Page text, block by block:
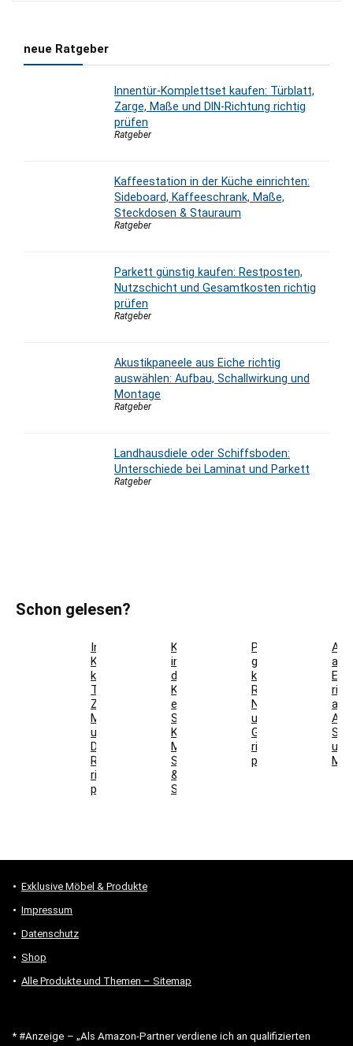
neue Ratgeber
Innentür-Komplettset kaufen: Türblatt,
Zarge, Maße und DIN-Richtung richtig
prüfen
Ratgeber
Kaffeestation in der Küche einrichten:
Sideboard, Kaffeeschrank, Maße,
Steckdosen & Stauraum
Ratgeber
Parkett günstig kaufen: Restposten,
Nutzschicht und Gesamtkosten richtig
prüfen
Ratgeber
Akustikpaneele aus Eiche richtig
auswählen: Aufbau, Schallwirkung und
Montage
Ratgeber
Landhausdiele oder Schiffsboden:
Unterschiede bei Laminat und Parkett
Ratgeber
Schon gelesen?
Innentür-
Komplettset
kaufen:
Türblatt,
Zarge,
Maße
und
DIN-
Richtung
richtig
prüfen
Kaffeestation
in
der
Küche
einrichten:
Sideboard,
Kaffeeschrank,
Maße,
Steckdosen
&
Stauraum
Parkett
günstig
kaufen:
Restposten,
Nutzschicht
und
Gesamtkosten
richtig
prüfen
aus
und
Exklusive Möbel & Produkte
Impressum
Datenschutz
Shop
Alle Produkte und Themen – Sitemap
* #Anzeige – „Als Amazon-Partner verdiene ich an qualifizierten